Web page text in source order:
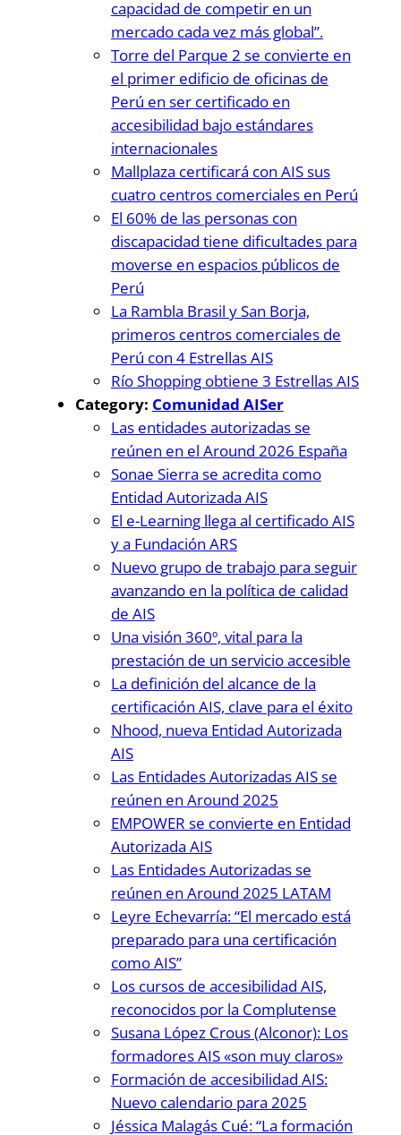
capacidad de competir en un
mercado cada vez más global”.
Torre del Parque 2 se convierte en
el primer edificio de oficinas de
Perú en ser certificado en
accesibilidad bajo estándares
internacionales
Mallplaza certificará con AIS sus
cuatro centros comerciales en Perú
El 60% de las personas con
discapacidad tiene dificultades para
moverse en espacios públicos de
Perú
La Rambla Brasil y San Borja,
primeros centros comerciales de
Perú con 4 Estrellas AIS
Río Shopping obtiene 3 Estrellas AIS
Category: Comunidad AISer
Las entidades autorizadas se
reúnen en el Around 2026 España
Sonae Sierra se acredita como
Entidad Autorizada AIS
El e-Learning llega al certificado AIS
y a Fundación ARS
Nuevo grupo de trabajo para seguir
avanzando en la política de calidad
de AIS
Una visión 360º, vital para la
prestación de un servicio accesible
La definición del alcance de la
certificación AIS, clave para el éxito
Nhood, nueva Entidad Autorizada
AIS
Las Entidades Autorizadas AIS se
reúnen en Around 2025
EMPOWER se convierte en Entidad
Autorizada AIS
Las Entidades Autorizadas se
reúnen en Around 2025 LATAM
Leyre Echevarría: “El mercado está
preparado para una certificación
como AIS”
Los cursos de accesibilidad AIS,
reconocidos por la Complutense
Susana López Crous (Alconor): Los
formadores AIS «son muy claros»
Formación de accesibilidad AIS:
Nuevo calendario para 2025
Jéssica Malagás Cué: “La formación